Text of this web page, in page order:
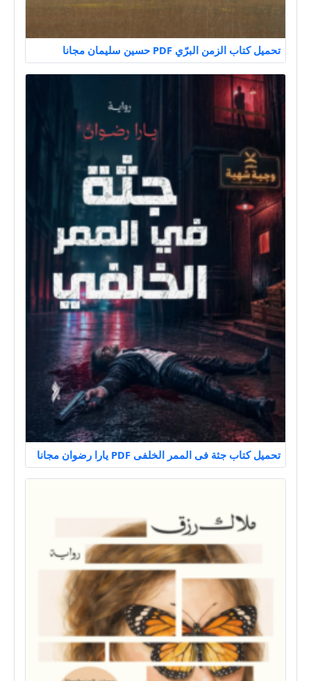
تحميل كتاب الزمن البرّي PDF حسين سليمان مجانا
تحميل كتاب جثة فى الممر الخلفى PDF يارا رضوان مجانا